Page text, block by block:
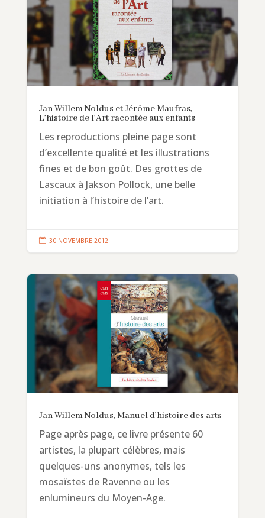
Jan Willem Noldus et Jérôme Maufras,
L’histoire de l’Art racontée aux enfants
Les reproductions pleine page sont
d’excellente qualité et les illustrations
fines et de bon goût. Des grottes de
Lascaux à Jakson Pollock, une belle
initiation à l’histoire de l’art.
 30 NOVEMBRE 2012
Jan Willem Noldus, Manuel d’histoire des arts
Page après page, ce livre présente 60
artistes, la plupart célèbres, mais
quelques-uns anonymes, tels les
mosaïstes de Ravenne ou les
enlumineurs du Moyen-Age.